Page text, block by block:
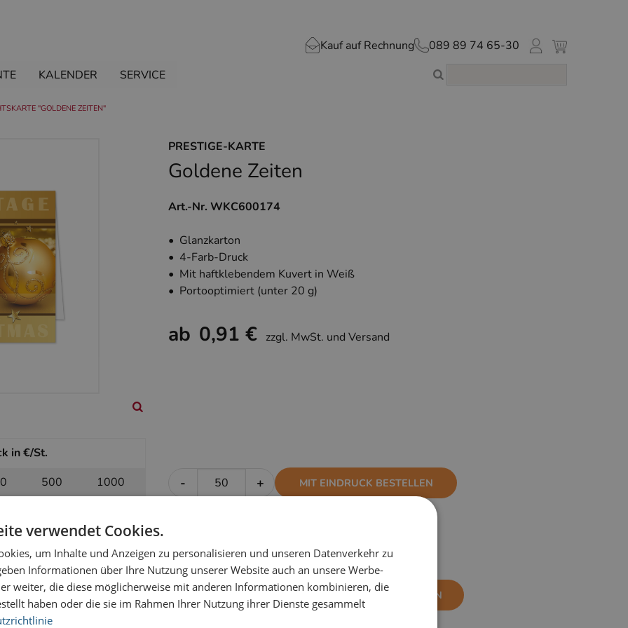
Kauf auf Rechnung
089 89 74 65-30
KALENDER SERVICE
"GOLDENE ZEITEN"
PRESTIGE-KARTE
Goldene Zeiten
Art.-Nr. WKC600174
• Glanzkarton
• 4-Farb-Druck
• Mit haftklebendem Kuvert in Weiß
• Portooptimiert (unter 20 g)
ab 0,91 € zzgl. MwSt. und Versand
in €/St.
500
1000
- + MIT EINDRUCK BESTELLEN
in €/St.
500
1000
0,95
- + OHNE EINDRUCK BESTELLEN
verwendet Cookies.
um Inhalte und Anzeigen zu personalisieren und unseren Datenverkehr zu
Informationen über Ihre Nutzung unserer Website auch an unsere Werbe-
weiter, die diese möglicherweise mit anderen Informationen kombinieren, die
haben oder die sie im Rahmen Ihrer Nutzung ihrer Dienste gesammelt